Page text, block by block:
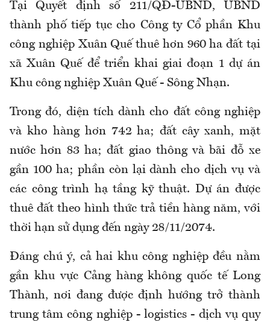
Tại Quyết định số 211/QĐ-UBND, UBND
thành phố tiếp tục cho Công ty Cổ phần Khu
công nghiệp Xuân Quế thuê hơn 960 ha đất tại
xã Xuân Quế để triển khai giai đoạn 1 dự án
Khu công nghiệp Xuân Quế - Sông Nhạn.
Trong đó, diện tích dành cho đất công nghiệp
và kho hàng hơn 742 ha; đất cây xanh, mặt
nước hơn 83 ha; đất giao thông và bãi đỗ xe
gần 100 ha; phần còn lại dành cho dịch vụ và
các công trình hạ tầng kỹ thuật. Dự án được
thuê đất theo hình thức trả tiền hàng năm, với
thời hạn sử dụng đến ngày 28/11/2074.
Đáng chú ý, cả hai khu công nghiệp đều nằm
gần khu vực Cảng hàng không quốc tế Long
Thành, nơi đang được định hướng trở thành
trung tâm công nghiệp - logistics - dịch vụ quy